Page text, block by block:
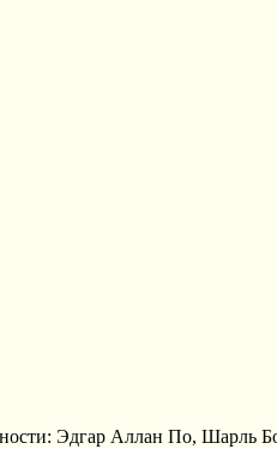
Эдгар Аллан По, Шарль